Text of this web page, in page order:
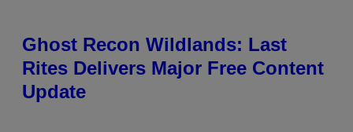
Ghost Recon Wildlands: Last
Rites Delivers Major Free Content
Update